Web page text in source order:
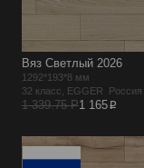
Вяз Светлый 2026
1292*193*8 мм
32 класс, EGGER Россия
1 339.75 Р1 165p